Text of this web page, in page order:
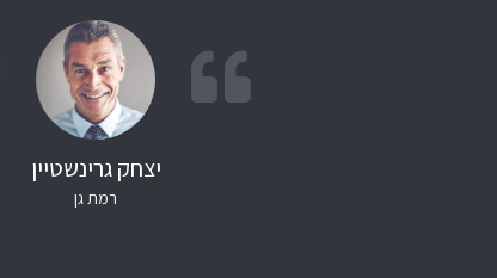
יצחק גרינשטיין
רמת גן